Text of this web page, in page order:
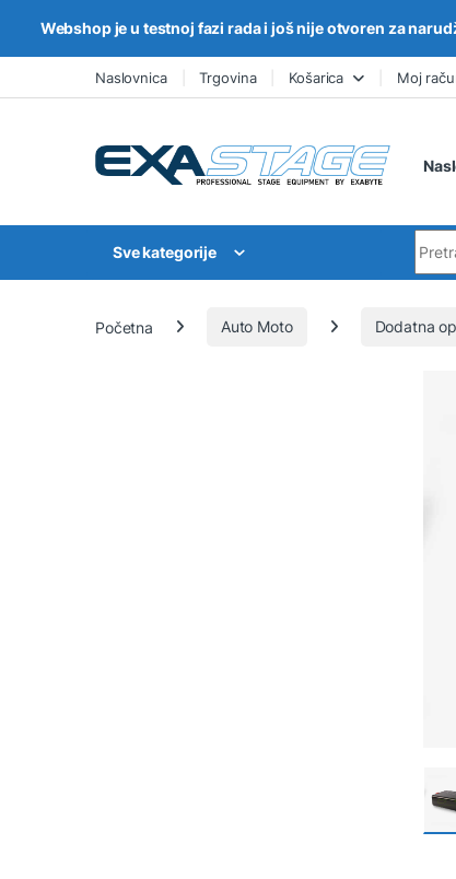
Skip to navigation
Skip to contentNaslovnica Trgovina Košarica Moj
Sve kategorije
Početna Auto Moto Dodatna
Webshop je u testnoj fazi rada i još nije otvoren za